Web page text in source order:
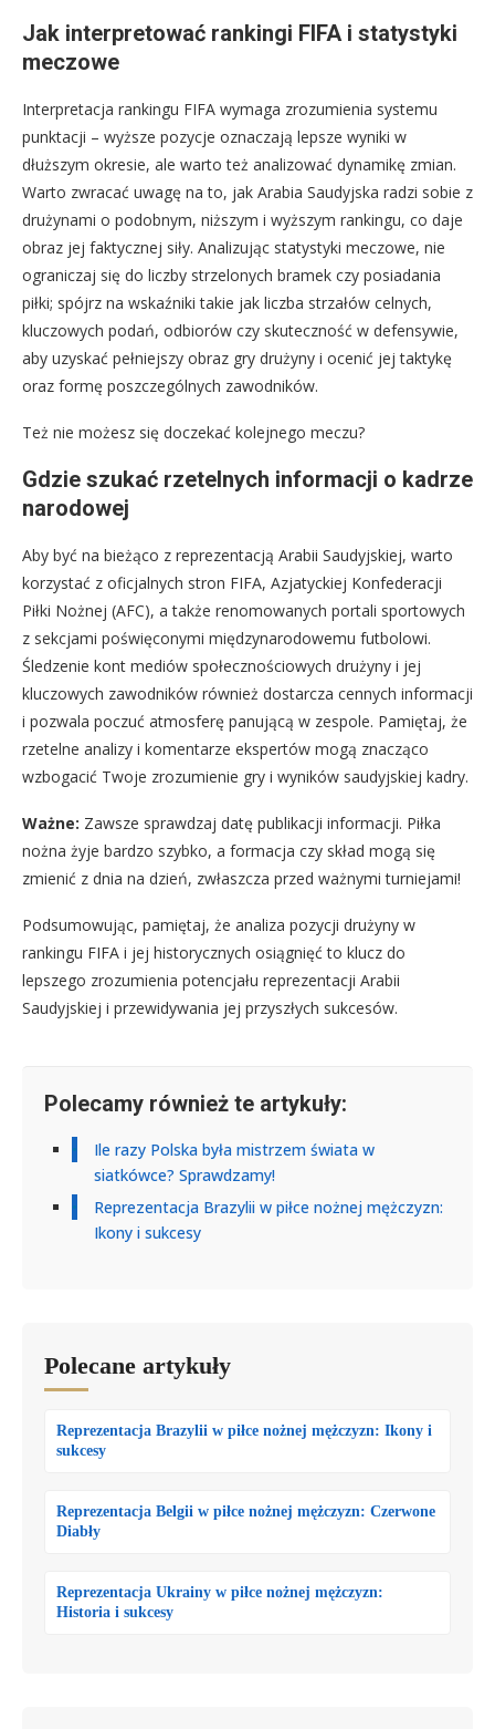
Jak interpretować rankingi FIFA i statystyki
meczowe
Interpretacja rankingu FIFA wymaga zrozumienia systemu
punktacji – wyższe pozycje oznaczają lepsze wyniki w
dłuższym okresie, ale warto też analizować dynamikę zmian.
Warto zwracać uwagę na to, jak Arabia Saudyjska radzi sobie z
drużynami o podobnym, niższym i wyższym rankingu, co daje
obraz jej faktycznej siły. Analizując statystyki meczowe, nie
ograniczaj się do liczby strzelonych bramek czy posiadania
piłki; spójrz na wskaźniki takie jak liczba strzałów celnych,
kluczowych podań, odbiorów czy skuteczność w defensywie,
aby uzyskać pełniejszy obraz gry drużyny i ocenić jej taktykę
oraz formę poszczególnych zawodników.
Też nie możesz się doczekać kolejnego meczu?
Gdzie szukać rzetelnych informacji o kadrze
narodowej
Aby być na bieżąco z reprezentacją Arabii Saudyjskiej, warto
korzystać z oficjalnych stron FIFA, Azjatyckiej Konfederacji
Piłki Nożnej (AFC), a także renomowanych portali sportowych
z sekcjami poświęconymi międzynarodowemu futbolowi.
Śledzenie kont mediów społecznościowych drużyny i jej
kluczowych zawodników również dostarcza cennych informacji
i pozwala poczuć atmosferę panującą w zespole. Pamiętaj, że
rzetelne analizy i komentarze ekspertów mogą znacząco
wzbogacić Twoje zrozumienie gry i wyników saudyjskiej kadry.
Ważne: Zawsze sprawdzaj datę publikacji informacji. Piłka
nożna żyje bardzo szybko, a formacja czy skład mogą się
zmienić z dnia na dzień, zwłaszcza przed ważnymi turniejami!
Podsumowując, pamiętaj, że analiza pozycji drużyny w
rankingu FIFA i jej historycznych osiągnięć to klucz do
lepszego zrozumienia potencjału reprezentacji Arabii
Saudyjskiej i przewidywania jej przyszłych sukcesów.
Polecamy również te artykuły:
Ile razy Polska była mistrzem świata w
siatkówce? Sprawdzamy!
Reprezentacja Brazylii w piłce nożnej mężczyzn:
Ikony i sukcesy
Polecane artykuły
Reprezentacja Brazylii w piłce nożnej mężczyzn: Ikony i
sukcesy
Reprezentacja Belgii w piłce nożnej mężczyzn: Czerwone
Diabły
Reprezentacja Ukrainy w piłce nożnej mężczyzn:
Historia i sukcesy